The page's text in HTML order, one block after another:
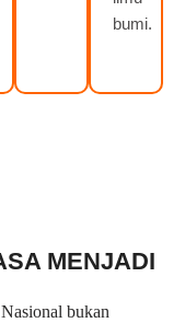
bumi.
MENJADI
bukan